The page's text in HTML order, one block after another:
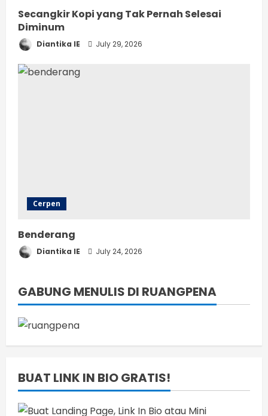
Secangkir Kopi yang Tak Pernah Selesai
Diminum
Diantika IE July 29, 2026
Cerpen
Benderang
Diantika IE July 24, 2026
GABUNG MENULIS DI RUANGPENA
BUAT LINK IN BIO GRATIS!